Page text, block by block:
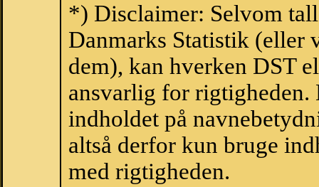
*) Disclaimer: Selvom
Danmarks Statistik (eller
dem), kan hverken DST
ansvarlig for
indholdet på
altså derfor kun bruge
med rigtigheden.